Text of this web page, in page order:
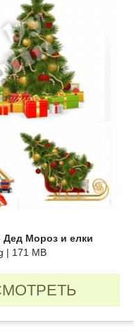
Дед Мороз и елки
| 171 MB